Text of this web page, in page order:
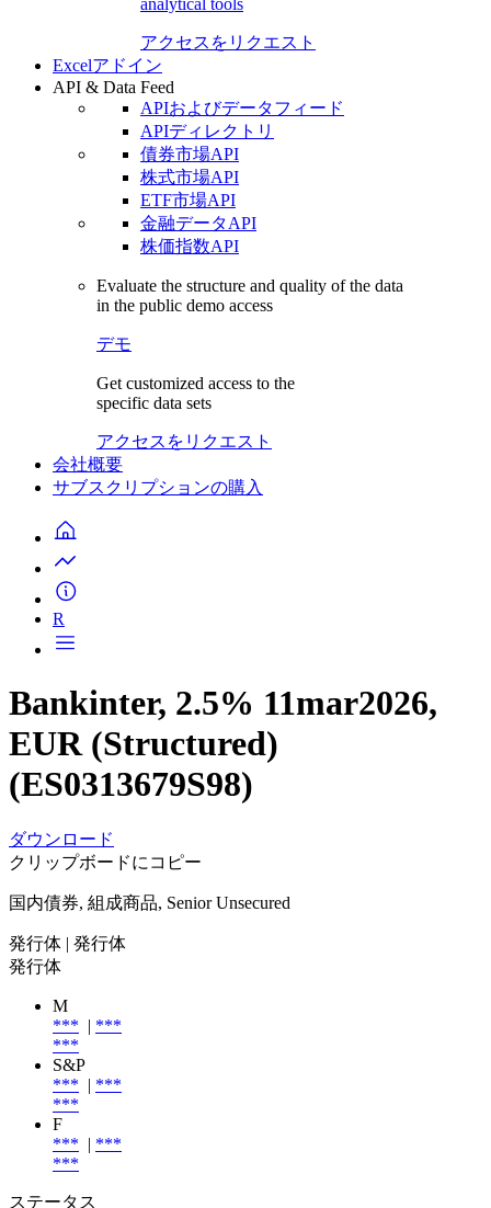
analytical tools
アクセスをリクエスト
Excelアドイン
API & Data Feed
APIおよびデータフィード
APIディレクトリ
債券市場API
株式市場API
ETF市場API
金融データAPI
株価指数API
Evaluate the structure and quality of the data
in the public demo access
デモ
Get customized access to the
specific data sets
アクセスをリクエスト
会社概要
サブスクリプションの購入
R
Bankinter, 2.5% 11mar2026,
EUR (Structured)
(ES0313679S98)
ダウンロード
クリップボードにコピー
国内債券, 組成商品, Senior Unsecured
発行体 | 発行体
発行体
M
*** | ***
***
S&P
*** | ***
***
F
*** | ***
***
ステータス